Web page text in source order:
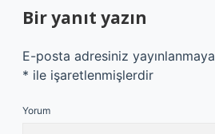
Bir yanıt yazın
E-posta adresiniz
* ile işaretlenmişlerdir
Yorum